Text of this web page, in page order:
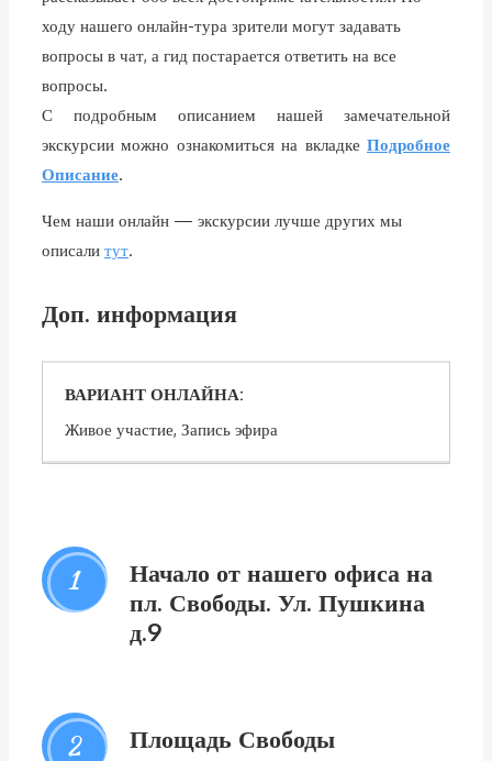
ходу нашего онлайн-тура зрители могут задавать
вопросы в чат, а гид постарается ответить на все
вопросы.
С подробным описанием нашей замечательной
экскурсии можно ознакомиться на вкладке Подробное
Описание.
Чем наши онлайн — экскурсии лучше других мы
описали тут.
Доп. информация
ВАРИАНТ ОНЛАЙНА:
Живое участие, Запись эфира
1
Начало от нашего офиса на
пл. Свободы. Ул. Пушкина
д.9
2 Площадь Свободы